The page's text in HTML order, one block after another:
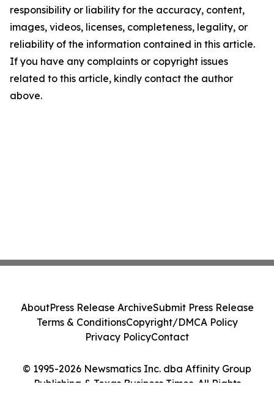
responsibility or liability for the accuracy, content,
images, videos, licenses, completeness, legality, or
reliability of the information contained in this article.
If you have any complaints or copyright issues
related to this article, kindly contact the author
above.
© 1995-2026 Newsmatics Inc. dba Affinity Group
Publishing & Texas Business Times. All Rights
AboutPress Release ArchiveSubmit Press Release
Terms & ConditionsCopyright/DMCA Policy
Privacy PolicyContact